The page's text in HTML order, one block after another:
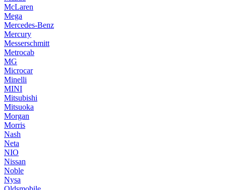
McLaren
Mega
Mercedes-Benz
Mercury
Messerschmitt
Metrocab
MG
Microcar
Minelli
MINI
Mitsubishi
Mitsuoka
Morgan
Morris
Nash
Neta
NIO
Nissan
Noble
Nysa